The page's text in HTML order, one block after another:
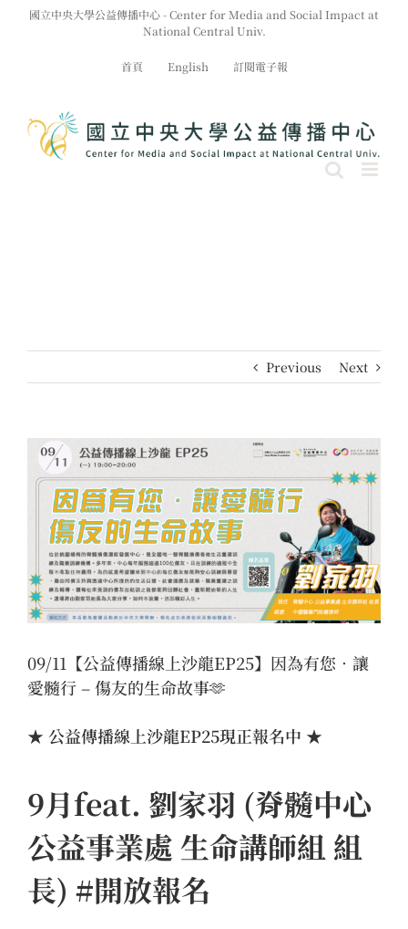
國立中央大學公益傳播中心 - Center for Media and Social Impact at
National Central Univ.
首頁 English 訂閱電子報
Previous Next
View
Larger
Image
09/11【公益傳播線上沙龍EP25】因為有您．讓
愛髓行 – 傷友的生命故事🫶
★ 公益傳播線上沙龍EP25現正報名中 ★
9月feat. 劉家羽 (脊髓中心
公益事業處 生命講師組 組
長) #開放報名